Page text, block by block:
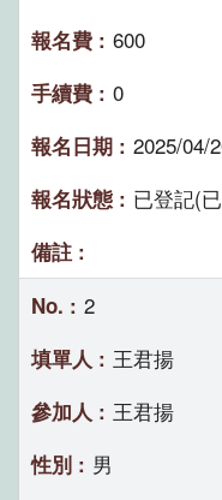
600
0
2025/04/
已登記(
2
王君揚
王君揚
男